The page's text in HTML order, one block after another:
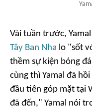
Vài tuần trước,
Tây Ban Nha lo "sốt
thềm sự kiện bóng
cùng thì Yamal đã
đầu tiên góp mặt tại
đã đến," Yamal nói